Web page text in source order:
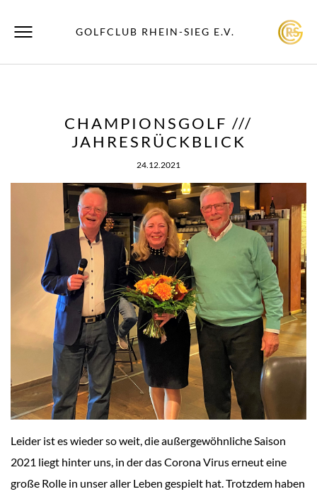
GOLFCLUB RHEIN-SIEG E.V.
CHAMPIONSGOLF ///
JAHRESRÜCKBLICK
24.12.2021
Leider ist es wieder so weit, die außergewöhnliche Saison
2021 liegt hinter uns, in der das Corona Virus erneut eine
große Rolle in unser aller Leben gespielt hat. Trotzdem haben